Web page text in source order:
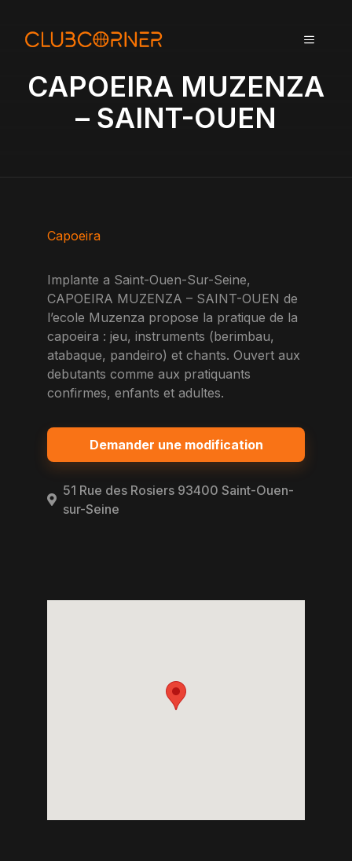
MENU
CAPOEIRA MUZENZA
– SAINT-OUEN
Capoeira
Implante a Saint-Ouen-Sur-Seine,
CAPOEIRA MUZENZA – SAINT-OUEN de
l’ecole Muzenza propose la pratique de la
capoeira : jeu, instruments (berimbau,
atabaque, pandeiro) et chants. Ouvert aux
debutants comme aux pratiquants
confirmes, enfants et adultes.
Demander une modification
51 Rue des Rosiers 93400 Saint-Ouen-
sur-Seine